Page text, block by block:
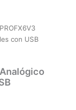
con USB